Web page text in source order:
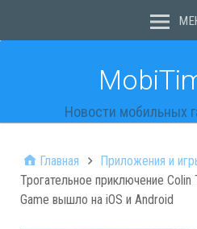
Новости мобильных
Главная
Приложения и
Трогательное приключение Colin
Game вышло на iOS и Android